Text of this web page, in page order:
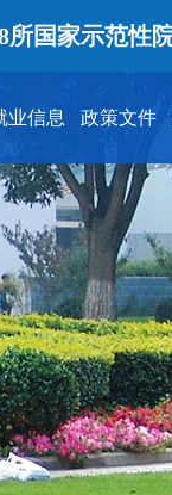
示范性院校
业信息 政策文件